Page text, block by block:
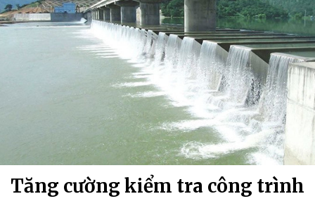
Tăng cường kiểm tra công trình